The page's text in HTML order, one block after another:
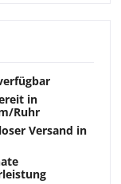
in
Ruhr
Versand in